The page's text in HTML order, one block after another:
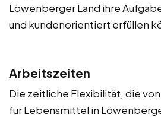
Löwenberger Land ihre
und kundenorientiert erfüllen
Arbeitszeiten
Die zeitliche Flexibilität, die
für Lebensmittel in